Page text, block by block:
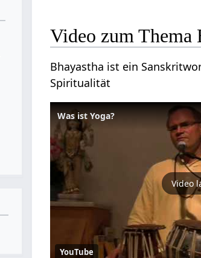
Video zum Thema
Bhayastha ist ein
Spiritualität
Was ist Yoga?
Video
YouTube